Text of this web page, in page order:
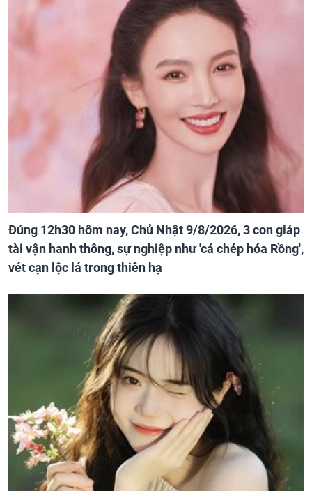
Đúng 12h30 hôm nay, Chủ Nhật 9/8/2026, 3 con giáp
tài vận hanh thông, sự nghiệp như 'cá chép hóa Rồng',
vét cạn lộc lá trong thiên hạ